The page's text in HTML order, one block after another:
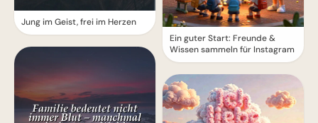
Jung im Geist, frei im Herzen
Ein guter Start: Freunde &
Wissen sammeln für Instagram